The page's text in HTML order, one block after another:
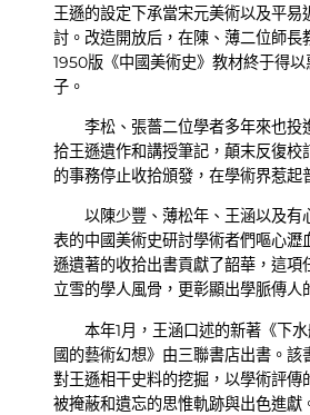
王遜的設定下承當宋元美術以及平易
討。改造開放后，在陳、薄二位師長
1950版《中國美術史》教材終于得
子。
李松、張薔二位學者多年來也投
拾王遜遺作和講授筆記，顛末反復校
的事務停止收拾頒發，在學術界惹起
以陳少豐、薄松年、王涵以及有
表的中國美術史研討學術者們嘔心瀝
遜遺著的收拾出書貢獻了韶華，這項
立雪的學人風骨，更彰顯出學脈傳人
本年1月，王涵口述的新著《下
國的藝術幻想》由三聯書店出書。該
對王遜相干史料的挖掘，以學術評傳
被掩蔽和遺忘的思惟軌跡與出色進獻